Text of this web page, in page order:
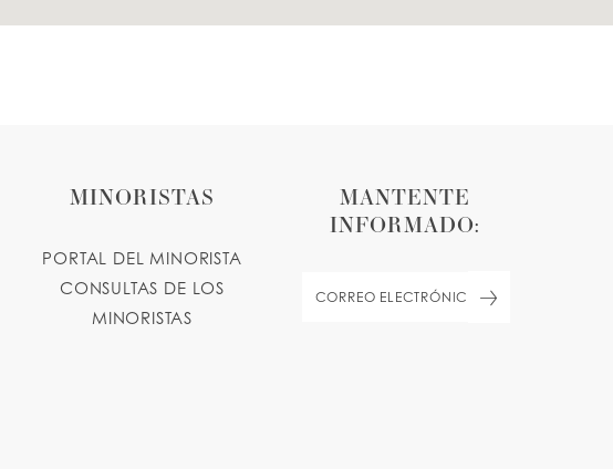
MINORISTAS
PORTAL DEL MINORISTA
CONSULTAS DE LOS
MINORISTAS
MANTENTE
INFORMADO: